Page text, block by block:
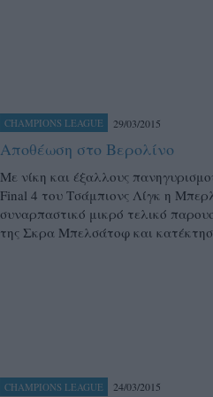
CHAMPIONS LEAGUE 29/03/2015
Αποθέωση στο Βερολίνο
Με νίκη και έξαλλους
Final 4 του Τσάμπιονς Λίγκ η
συναρπαστικό μικρό τελικό
της Σκρα Μπελσάτοφ και
CHAMPIONS LEAGUE 24/03/2015